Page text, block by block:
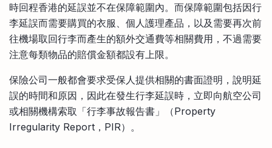
時回程香港的延誤並不在保障範圍內。而保障範圍包括因行
李延誤而需要購買的衣服、個人護理產品，以及需要再次前
往機場取回行李而產生的額外交通費等相關費用，不過需要
注意每類物品的賠償金額都設有上限。
保險公司一般都會要求受保人提供相關的書面證明，說明延
誤的時間和原因，因此在發生行李延誤時，立即向航空公司
或相關機構索取「行李事故報告書」（Property
Irregularity Report，PIR）。